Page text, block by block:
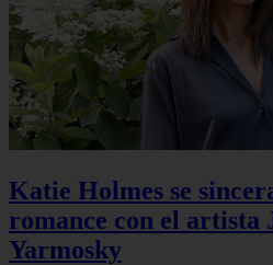
Katie Holmes se
romance con el artista
Yarmosky